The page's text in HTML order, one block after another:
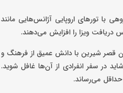
با تورهای اروپایی آژانس‌هایی مانند
دریافت ویزا را افزایش می‌دهند.
قصر شیرین با دانش عمیق از فرهنگ و
در سفر انفرادی از آن‌ها غافل شوید.
می‌رساند.